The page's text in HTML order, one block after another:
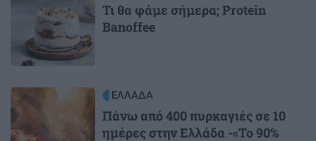
Τι θα φάμε σήμερα; Protein
Banoffee
ΕΛΛΑΔΑ
Πάνω από 400 πυρκαγιές σε 10
ημέρες στην Ελλάδα -«Το 90%